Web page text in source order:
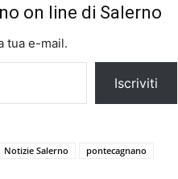
on line di Salerno
tua e-mail.
Iscriviti
Notizie Salerno
pontecagnano